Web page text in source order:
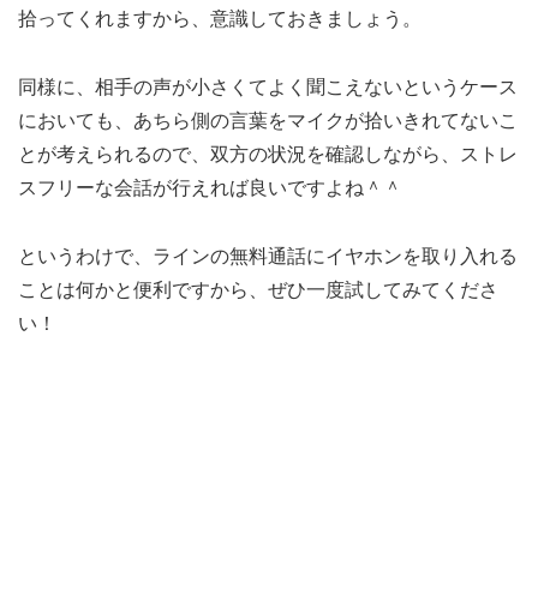
拾ってくれますから、意識しておきましょう。
同様に、相手の声が小さくてよく聞こえないというケース
においても、あちら側の言葉をマイクが拾いきれてないこ
とが考えられるので、双方の状況を確認しながら、ストレ
スフリーな会話が行えれば良いですよね＾＾
というわけで、ラインの無料通話にイヤホンを取り入れる
ことは何かと便利ですから、ぜひ一度試してみてくださ
い！